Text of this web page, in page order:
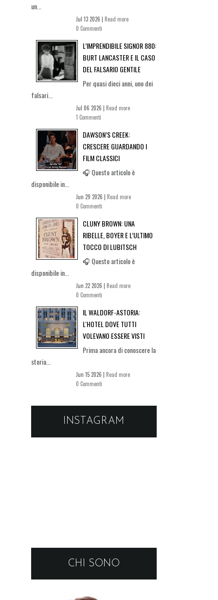
un...
Jul 13 2026 | Read more
0 Commenti
L’IMPRENDIBILE SIGNOR 880:
BURT LANCASTER E IL CASO
DEL FALSARIO GENTILE
Per quasi dieci anni, uno dei
falsari...
Jul 06 2026 | Read more
1 Commenti
DAWSON’S CREEK:
CRESCERE GUARDANDO I
FILM CLASSICI
🎧 Questo articolo è
disponibile in...
Jun 29 2026 | Read more
0 Commenti
CLUNY BROWN: UNA
RIBELLE, BOYER E L’ULTIMO
TOCCO DI LUBITSCH
🎧 Questo articolo è
disponibile in...
Jun 22 2026 | Read more
0 Commenti
IL WALDORF-ASTORIA:
L'HOTEL DOVE TUTTI
VOLEVANO ESSERE VISTI
Prima ancora di conoscere la
storia...
Jun 15 2026 | Read more
0 Commenti
INSTAGRAM
CHI SONO